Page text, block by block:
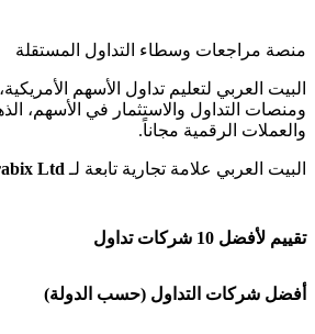
منصة مراجعات وسطاء التداول المستقلة
البيت العربي لتعليم تداول الأسهم
ومنصات التداول والاستثمار في الأسهم،
والعملات الرقمية مجاناً.
البيت العربي علامة تجارية تابعة لـ Ltd
تقييم لأفضل 10 شركات تداول
شركة Capital.com
أفضل شركات التداول (حسب الدولة)